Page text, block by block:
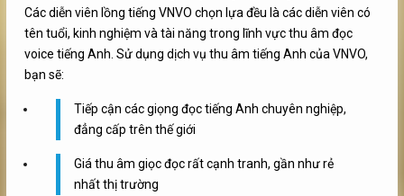
Các diễn viên lồng tiếng VNVO chọn lựa đều là các diễn viên có
tên tuổi, kinh nghiệm và tài năng trong lĩnh vực thu âm đọc
voice tiếng Anh. Sử dụng dịch vụ thu âm tiếng Anh của VNVO,
bạn sẽ:
Tiếp cận các giọng đọc tiếng Anh chuyên nghiệp,
đẳng cấp trên thế giới
Giá thu âm giọc đọc rất cạnh tranh, gần như rẻ
nhất thị trường